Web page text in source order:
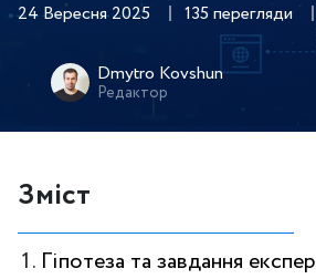
24 Вересня 2025 135 перегляди
Dmytro Kovshun
Редактор
Зміст
Гіпотеза та завдання